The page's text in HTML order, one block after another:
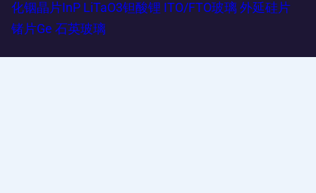
化铟晶片InP LiTaO3钽酸锂 ITO/FTO玻璃 外延硅片
锗片Ge 石英玻璃